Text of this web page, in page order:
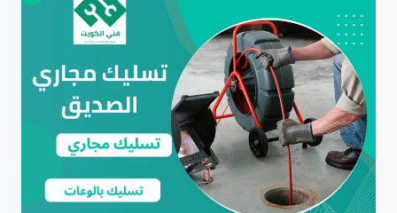
سباكة
ومجاري
مضمونة
بافضل
الاسعار